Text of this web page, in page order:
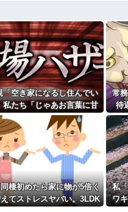
こ盛りにしてるのはまあ見かけ
こしてみますか～？w」ワイ
て、破壊力ありすぎてクッソ
、知らない間にお祝いの歌を
那の元カノ。なのにしょっち
出張に行ったり。なんで「今
パートに申し送りあるかと確
格悪くないか？
イオンモール熊本の爆心地に”
ちを調べてみたよ
「空き家になるし住んでい
私たち「じゃあお言葉に甘
」→引っ越した途端、予想
出来事が待っていて…
常
待
す
棲初めたら家に物が5倍く
てストレスヤバい。3LDK
私
ワ